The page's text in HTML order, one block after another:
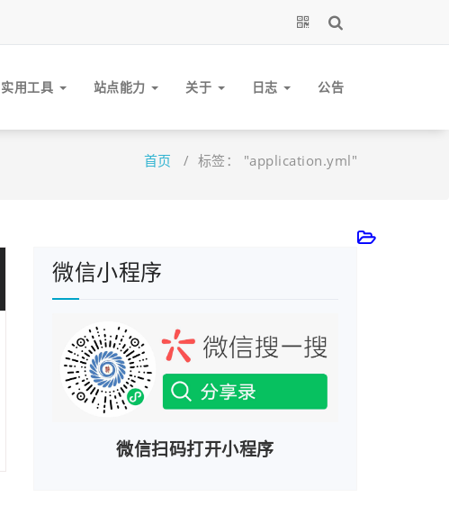
实用工具 站点能力 关于 日志 公告
首页 / 标签： "application.yml"
微信小程序
微信扫码打开小程序